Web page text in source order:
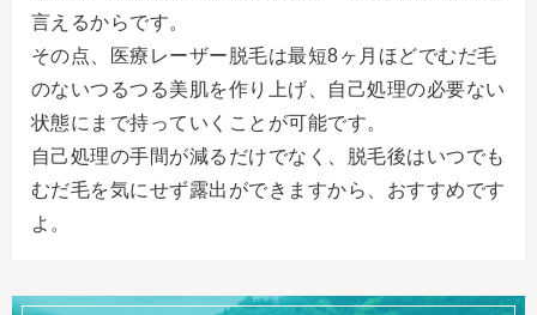
言えるからです。
その点、医療レーザー脱毛は最短8ヶ月ほどでむだ毛
のないつるつる美肌を作り上げ、自己処理の必要ない
状態にまで持っていくことが可能です。
自己処理の手間が減るだけでなく、脱毛後はいつでも
むだ毛を気にせず露出ができますから、おすすめです
よ。